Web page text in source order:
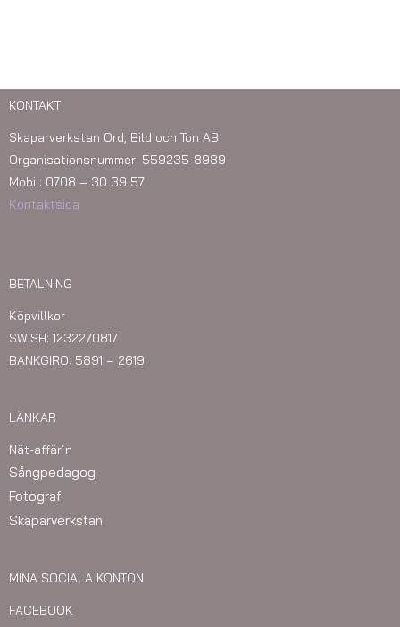
KONTAKT
Skaparverkstan Ord, Bild och Ton AB
Organisationsnummer: 559235-8989
Mobil: 0708 – 30 39 57
Kontaktsida
BETALNING
Köpvillkor
SWISH: 1232270817
BANKGIRO: 5891 – 2619
LÄNKAR
Nät-affär´n
Sångpedagog
Fotograf
Skaparverkstan
MINA SOCIALA KONTON
FACEBOOK